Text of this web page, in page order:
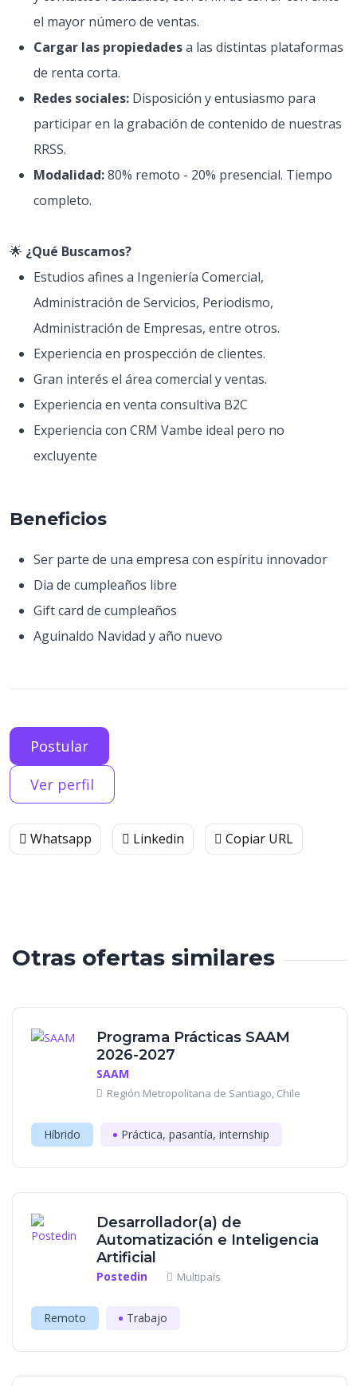
el mayor número de ventas.
Cargar las propiedadesa las distintas plataformas
de renta corta.
Redes sociales: Disposición y entusiasmo para
participar en la grabación de contenido de nuestras
RRSS.
Modalidad:80% remoto - 20% presencial. Tiempo
completo.
🌟 ¿Qué Buscamos?
Estudios afines a Ingeniería Comercial,
Administración de Servicios, Periodismo,
Administración de Empresas, entre otros.
Experiencia en prospección de clientes.
Gran interés el área comercial y ventas.
Experiencia en venta consultiva B2C
Experiencia con CRM Vambe ideal pero no
excluyente
Beneficios
Ser parte de una empresa con espíritu innovador
Dia de cumpleaños libre
Gift card de cumpleaños
Aguinaldo Navidad y año nuevo
Postular
Ver perfil
Whatsapp Linkedin Copiar URL
Otras ofertas similares
Programa Prácticas SAAM
2026-2027
SAAM
Región Metropolitana de Santiago, Chile
Híbrido Práctica, pasantía, internship
Desarrollador(a) de
Automatización e Inteligencia
Artificial
Postedin Multipaís
Remoto Trabajo